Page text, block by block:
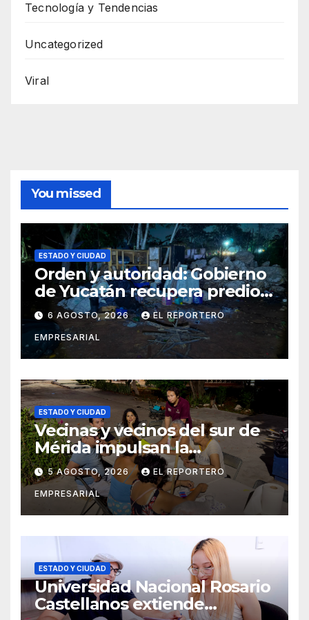
Tecnología y Tendencias
Uncategorized
Viral
You missed
ESTADO Y CIUDAD
Orden y autoridad: Gobierno
de Yucatán recupera predio
estatal invadido en San José
Tecoh
6 AGOSTO, 2026 EL REPORTERO
EMPRESARIAL
ESTADO Y CIUDAD
Vecinas y vecinos del sur de
Mérida impulsan la
recuperación de espacios
comunitarios
5 AGOSTO, 2026 EL REPORTERO
EMPRESARIAL
ESTADO Y CIUDAD
Universidad Nacional Rosario
Castellanos extiende